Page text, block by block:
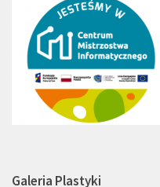
Galeria Plastyki